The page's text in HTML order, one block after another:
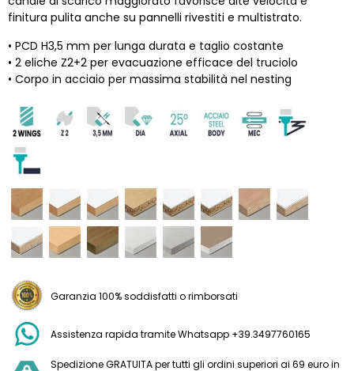
finitura pulita anche su pannelli rivestiti e multistrato.
• PCD H3,5 mm per lunga durata e taglio costante
• 2 eliche Z2+2 per evacuazione efficace del truciolo
• Corpo in acciaio per massima stabilità nel nesting
Garanzia 100% soddisfatti o rimborsati
Assistenza rapida tramite Whatsapp +39.3497760165
Spedizione GRATUITA per tutti gli ordini superiori ai 69 euro in